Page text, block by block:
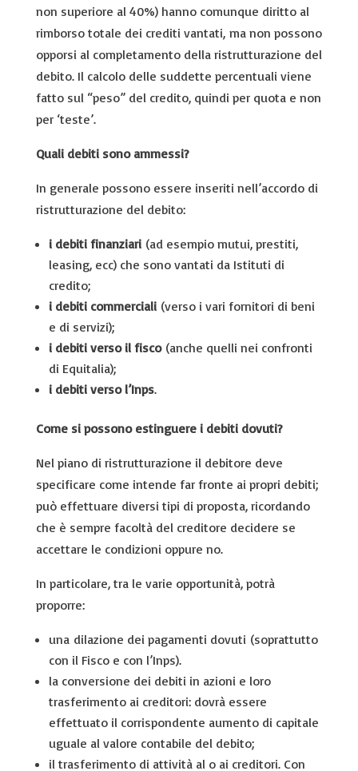
non superiore al 40%) hanno comunque diritto al
rimborso totale dei crediti vantati, ma non possono
opporsi al completamento della ristrutturazione del
debito. Il calcolo delle suddette percentuali viene
fatto sul “peso” del credito, quindi per quota e non
per ‘teste’.
Quali debiti sono ammessi?
In generale possono essere inseriti nell’accordo di
ristrutturazione del debito:
i debiti finanziari(ad esempio mutui, prestiti,
leasing, ecc) che sono vantati da Istituti di
credito;
i debiti commerciali(verso i vari fornitori di beni
e di servizi);
i debiti verso il fisco(anche quelli nei confronti
di Equitalia);
i debiti verso l’Inps.
Come si possono estinguere i debiti dovuti?
Nel piano di ristrutturazione il debitore deve
specificare come intende far fronte ai propri debiti;
può effettuare diversi tipi di proposta, ricordando
che è sempre facoltà del creditore decidere se
accettare le condizioni oppure no.
In particolare, tra le varie opportunità, potrà
proporre:
una dilazione dei pagamenti dovuti (soprattutto
con il Fisco e con l’Inps).
la conversione dei debiti in azioni e loro
trasferimento ai creditori: dovrà essere
effettuato il corrispondente aumento di capitale
uguale al valore contabile del debito;
il trasferimento di attività al o ai creditori. Con